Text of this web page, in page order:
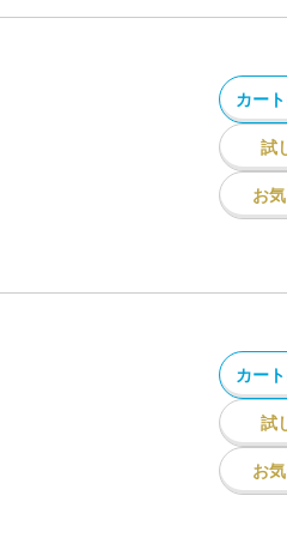
カー
試
お
カー
試
お